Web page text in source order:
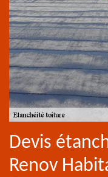
Devis
Renov